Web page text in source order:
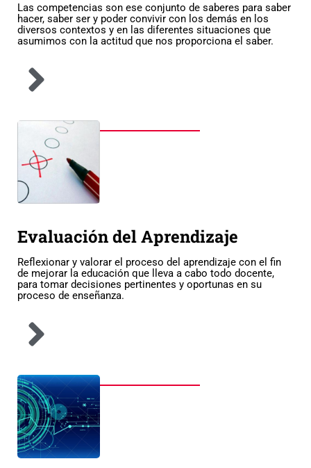
Las competencias son ese conjunto de saberes para saber
hacer, saber ser y poder convivir con los demás en los
diversos contextos y en las diferentes situaciones que
asumimos con la actitud que nos proporciona el saber.
Evaluación del Aprendizaje
Reflexionar y valorar el proceso del aprendizaje con el fin
de mejorar la educación que lleva a cabo todo docente,
para tomar decisiones pertinentes y oportunas en su
proceso de enseñanza.